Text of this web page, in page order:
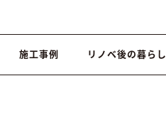
施工事例 リノベ後の暮らし